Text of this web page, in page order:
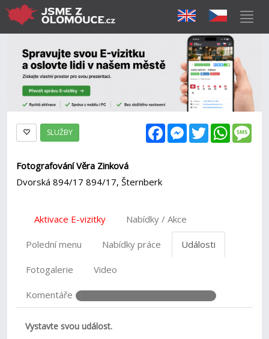
FacebookMessenger
Twitter
SLUŽBY
Fotografování Věra Zinková
Dvorská 894/17 894/17, Šternberk
Aktivace E-vizitky Nabídky / Akce
Polední menu Nabídky práce Události
Fotogalerie Video
Komentáře
Vystavte svou událost.